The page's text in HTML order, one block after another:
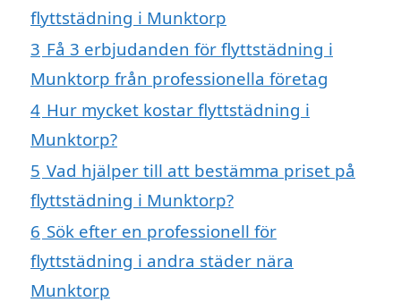
flyttstädning i Munktorp
3 Få 3 erbjudanden för flyttstädning i
Munktorp från professionella företag
4 Hur mycket kostar flyttstädning i
Munktorp?
5 Vad hjälper till att bestämma priset på
flyttstädning i Munktorp?
6 Sök efter en professionell för
flyttstädning i andra städer nära
Munktorp